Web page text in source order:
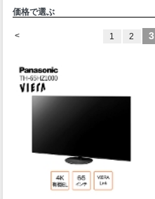
価格で選ぶ
< 1 2 3